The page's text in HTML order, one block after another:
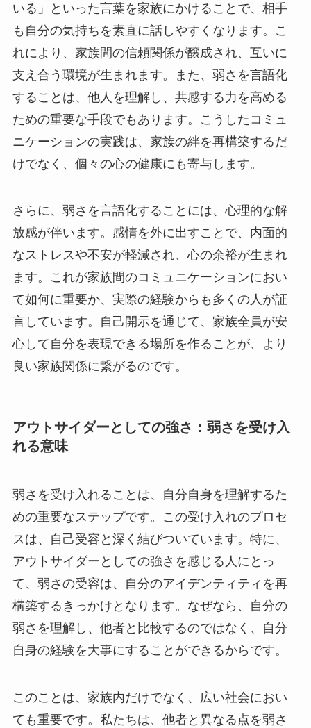
いる」といった言葉を家族にかけることで、相手
も自分の気持ちを素直に話しやすくなります。こ
れにより、家族間の信頼関係が醸成され、互いに
支え合う環境が生まれます。また、弱さを言語化
することは、他人を理解し、共感する力を高める
ための重要な手段でもあります。こうしたコミュ
ニケーションの実践は、家族の絆を再構築するだ
けでなく、個々の心の健康にも寄与します。
さらに、弱さを言語化することには、心理的な解
放感が伴います。感情を外に出すことで、内面的
なストレスや不安が軽減され、心の余裕が生まれ
ます。これが家族間のコミュニケーションにおい
て如何に重要か、実際の経験からも多くの人が証
言しています。自己開示を通じて、家族全員が安
心して自分を表現できる場所を作ることが、より
良い家族関係に繋がるのです。
アウトサイダーとしての強さ：弱さを受け入
れる意味
弱さを受け入れることは、自分自身を理解するた
めの重要なステップです。この受け入れのプロセ
スは、自己受容と深く結びついています。特に、
アウトサイダーとしての強さを感じる人にとっ
て、弱さの受容は、自分のアイデンティティを再
構築するきっかけとなります。なぜなら、自分の
弱さを理解し、他者と比較するのではなく、自分
自身の経験を大事にすることができるからです。
このことは、家族内だけでなく、広い社会におい
ても重要です。私たちは、他者と異なる点を弱さ